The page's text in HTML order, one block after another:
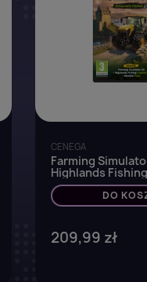
CENEGA
Farming
Highlands
DO
209,99 zł